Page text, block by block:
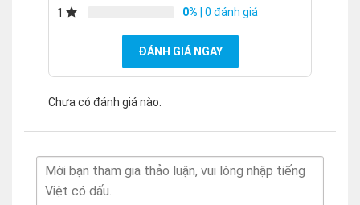
1
0% | 0 đánh giá
ĐÁNH GIÁ NGAY
Chưa có đánh giá nào.